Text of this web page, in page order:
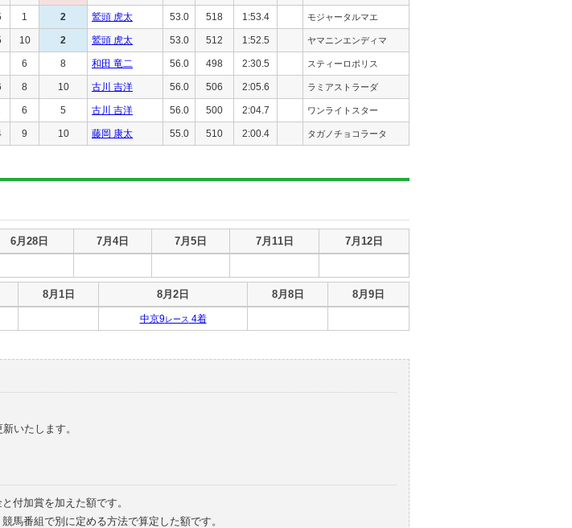
1 2 鷲頭 虎太 53.0 518 1:53.4 モジャータルマエ
10 2 鷲頭 虎太 53.0 512 1:52.5 ヤマニンエンディマ
6 8 和田 竜二 56.0 498 2:30.5 スティーロポリス
8 10 古川 吉洋 56.0 506 2:05.6 ラミアストラーダ
6 5 古川 吉洋 56.0 500 2:04.7 ワンライトスター
9 10 藤岡 康太 55.0 510 2:00.4 タガノチョコラータ
6月28日 7月4日 7月5日 7月11日 7月12日
8月1日 8月2日 8月8日 8月9日
中京9レース 4着
いたします。
付加賞を加えた額です。
馬番組で別に定める方法で算定した額です。